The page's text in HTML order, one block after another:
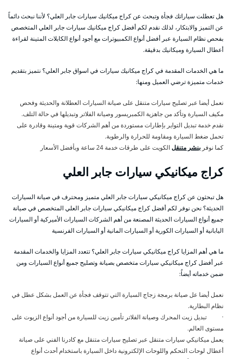
هل تعطلت سياراتك فجأة وتبحث عن كراج ميكانيك سيارات جابر العلي؟ لأننا نبحث دائماً
عن التميز والابتكار، لذلك نقدم لكم أفضل كراج ميكانيك سيارات جابر العلي المتخصص
بفحص نظام السيارة عبر أفضل أنواع الكمبيوترات مع أجود أنواع الكابلات المتينة لقراءة
أعطال السيارة وميكانيك بدقيقة.
ما هي الخدمات المقدمة في كراج ميكانيك سيارات في اسواق جابر العلي؟ نتميز بتقديم
خدمات متميزة ترضي العميل ومنها:
نعمل أيضا عبر تصليح سيارات متنقل على صيانة السيارات العطلانة والحديثة وفحص
مكيف السيارة وتأكد من جاهزية الكمبريسور وصيانة الفلاتر وتبديلها في حالة التلف.
نقدم خدمة تبديل التواير بإطارات مستوردة من أهم الشركات قوية ومتينة وقادرة على
تحمل ضغط السيارة ومقاومة للحرارة والرطوبة.
كما نوفر بنشر متنقلالكويت على طرقات خدمة 24 ساعة وبأفضل الأسعار
كراج ميكانيكي سيارات جابر العلي
هل تبحثون عن كراج ميكانيكي سيارات جابر العلي متميز ومحترف في صيانة السيارات
الحديثة؟ نحن نوفر لكم أفضل كراج ميكانيكي سيارات جابر العلي المتخصص في صيانة
جميع أنواع السيارات الحديثة المصنعة من أهم الشركات السيارات الأميركية أو السيارات
اليابانية أو السيارات الكورية أو السيارات المانية أو السيارات الفرنسية
ما هي أهم المزايا كراج ميكانيكي سيارات جابر العلي؟ تتعدد المزايا والخدمات المقدمة
عبر أفضل كراج ميكانيكي سيارات متخصص بصيانة وتصليح جميع أنواع السيارات ومن
ضمن خدماته أيضاُ:
نعمل أيضا عل صيانة برمجة زجاج السيارة التي تتوقف فجأة عن العمل بشكل عطل في
نظام البطارية.
· تبديل زيت المحرك وصيانة الفلاتر تأمين زيت للسيارة من أجود أنواع الزيوت على
مستوى العالم.
يعمل ميكانيكي سيارات متنقل عبر تصليح سيارات متنقل مع كادرنا الفني على صيانة
أعطال لوحات التحكم واللوحات الإلكترونية داخل السيارة باستخدام أحدث أنواع